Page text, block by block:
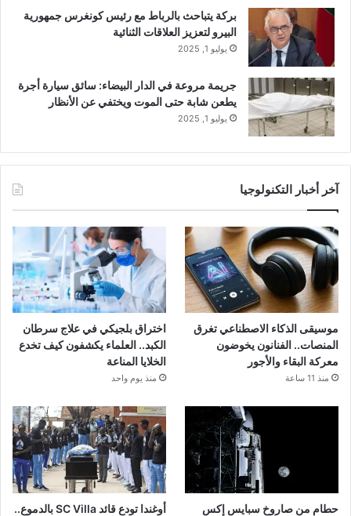
بركة يتباحث بالرباط مع رئيس كونغرس جمهورية
البيرو لتعزيز العلاقات الثنائية
يوليو 1, 2025
جريمة مروعة في الدار البيضاء: سائق سيارة أجرة
يطعن شابة حتى الموت ويختفي عن الأنظار
يوليو 1, 2025
آخر أخبار التكنولوجيا
موسيقى الذكاء الاصطناعي تغرق
المنصات.. الفنانون يخوضون
معركة البقاء والأجور
منذ 11 ساعة
اختراق بلجيكي في علاج سرطان
الكبد.. العلماء يكشفون كيف تخدع
الخلايا المناعة
منذ يوم واحد
حطام من صاروخ سبايس إكس
أوغندا تودع قائد SC Villa بالدموع..